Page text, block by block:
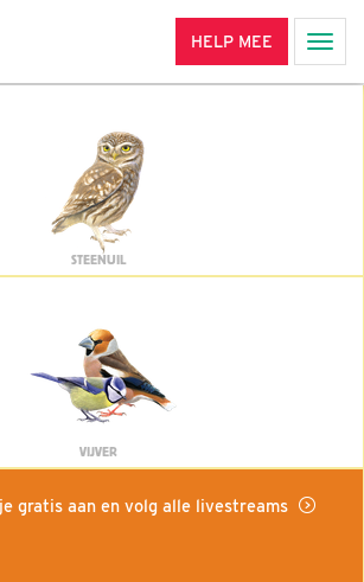
HELP MEE
STEENUIL
VIJVER
gratis aan en volg alle livestreams